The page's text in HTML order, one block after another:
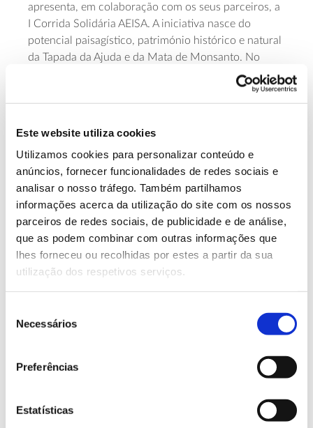
Este website utiliza cookies
Utilizamos cookies para personalizar conteúdo e
anúncios, fornecer funcionalidades de redes sociais e
analisar o nosso tráfego. Também partilhamos
informações acerca da utilização do site com os nossos
parceiros de redes sociais, de publicidade e de análise,
que as podem combinar com outras informações que
lhes forneceu ou recolhidas por estes a partir da sua
utilização dos respetivos serviços.
Necessários
Preferências
Estatísticas
apresenta, em colaboração com os seus parceiros, a
I Corrida Solidária AEISA. A iniciativa nasce do
potencial paisagístico, património histórico e natural
da Tapada da Ajuda e da Mata de Monsanto. No
âmbito deste evento, serão abertos os portões da
Tapada à cidade e os interessados poderão usufruir
de um percurso desafiante por alguns dos pontos
podem ser realizadas nolink
Saiba Mais sobre esta corrida
13.07.2026
Genoma do priolo e de outras espécies em risco:
conhecer para conservar
Registar galhas de Trichi em acácia-das-espigas: